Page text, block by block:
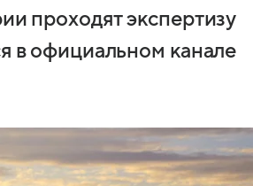
проходят экспертизу
в официальном канале